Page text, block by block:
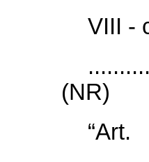
VIII -
(NR)